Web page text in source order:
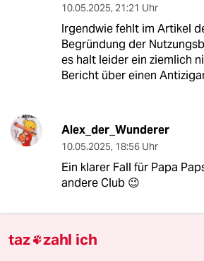
10.05.2025, 21:21 Uhr
Irgendwie fehlt im Artikel
Begründung der
es halt leider ein ziemlich
Bericht über einen
Alex_der_Wunderer
10.05.2025, 18:56 Uhr
Ein klarer Fall für Papa
andere Club 😉
I Ice-T
taz zahl ich